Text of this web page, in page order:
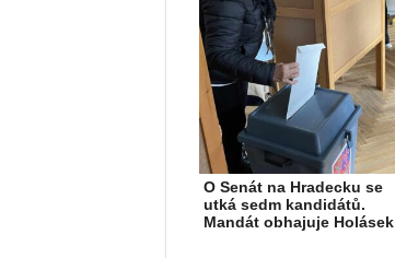
O Senát na Hradecku se
utká sedm kandidátů.
Mandát obhajuje Holásek